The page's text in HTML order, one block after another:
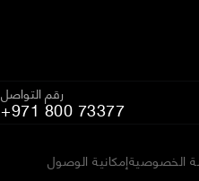
رقم التواصل
+971 800 73377
إمكانية الوصولالخصوصية